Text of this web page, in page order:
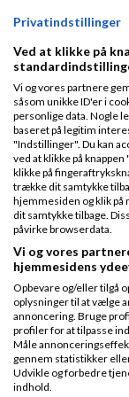
01:18
hvordan
Nyeste indlæg
21:55
Privatindstillinger
Ved at klikke på
Vi og vores partnere
såsom unikke ID'er i
personlige data. Nogle
baseret på legitim
"Indstillinger". Du kan
ved at klikke på
klikke på
trække dit samtykke
hjemmesiden og klik på
dit samtykke tilbage.
påvirke browserdata.
Vi og vores
hjemmesidens
Opbevare og/eller tilgå
oplysninger til at vælge
annoncering. Bruge
profiler for at tilpasse
Måle
gennem statistikker
Udvikle og forbedre
indhold.